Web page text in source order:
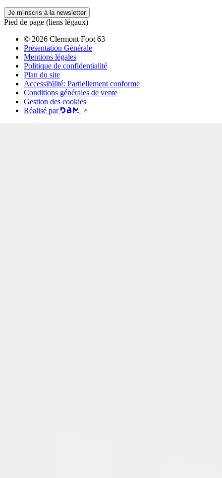
Je m'inscris à la newsletter
Pied de page (liens légaux)
© 2026 Clermont Foot 63
Présentation Générale
Mentions légales
Politique de confidentialité
Plan du site
Accessibilité: Partiellement conforme
Conditions générales de vente
Gestion des cookies
Réalisé par